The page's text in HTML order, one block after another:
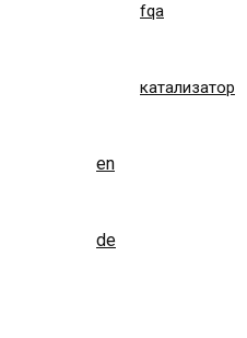
fqa
катализатор
en
de